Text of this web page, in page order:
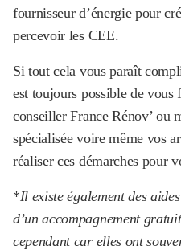
fournisseur d’énergie pour
percevoir les CEE.
Si tout cela vous paraît
est toujours possible de vous
conseiller France Rénov’ ou
spécialisée voire même vos
réaliser ces démarches pour
*Il existe également des
d’un accompagnement
cependant car elles ont